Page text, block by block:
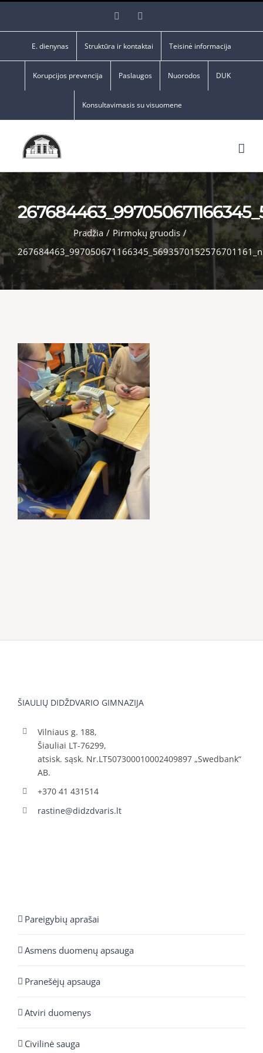
Facebook
E. dienynas Struktūra ir kontaktai Teisinė informacija
Korupcijos prevencija Paslaugos Nuorodos DUK
Konsultavimasis su visuomene
Pradžia / Pirmokų gruodis /
267684463_997050671166345_5693570152576701161_n
ŠIAULIŲ DIDŽDVARIO GIMNAZIJA
Vilniaus g. 188,
Šiauliai LT-76299,
atsisk. sąsk. Nr.LT507300010002409897 „Swedbank“
AB.
+370 41 431514
rastine@didzdvaris.lt
Pareigybių aprašai
Asmens duomenų apsauga
Pranešėjų apsauga
Atviri duomenys
Civilinė sauga